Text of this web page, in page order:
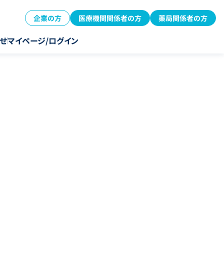
企業の方 医療機関関係者の方 薬局関係者の方
マイページ/ログイン